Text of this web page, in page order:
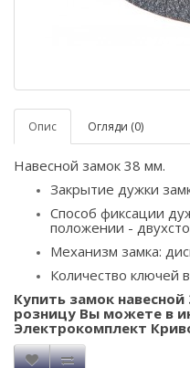
Опис Огляди (0)
Навесной замок 38 мм.
Закрытие дужки
Способ фиксации
положении -
Механизм замка:
Количество ключей
Купить замок
розницу Вы можете в
Электрокомплект